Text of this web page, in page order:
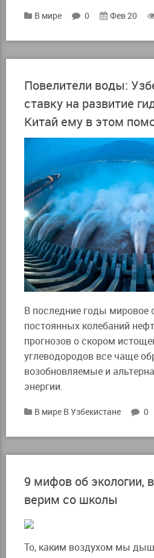
В мире 0 Фев 20
Повелители воды:
ставку на развитие
Китай ему в этом
В последние годы мировое
постоянных колебаний
прогнозов о скором
углеводородов все чаще
возобновляемые и
энергии.
В мире В Узбекистане 0
9 мифов об экологии,
верим со школы
То, каким воздухом мы